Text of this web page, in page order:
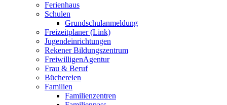
Ferienhaus
Schulen
Grundschulanmeldung
Freizeitplaner (Link)
Jugendeinrichtungen
Rekener Bildungszentrum
FreiwilligenAgentur
Frau & Beruf
Büchereien
Familien
Familienzentren